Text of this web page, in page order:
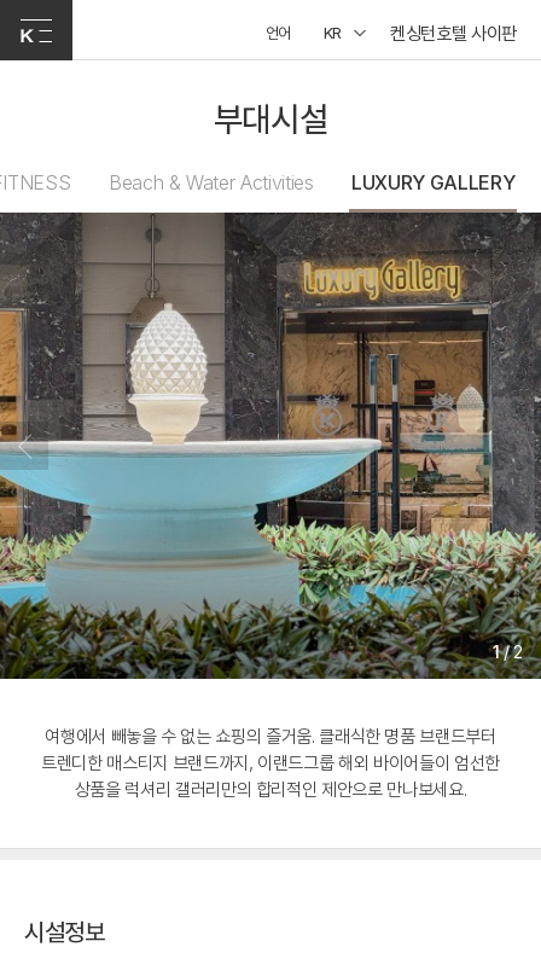
언어 KR 켄싱턴호텔 사이판
부대시설
Beach & Water Activities LUXURY GALLERY
1/2
여행에서 빼놓을 수 없는 쇼핑의 즐거움. 클래식한 명품 브랜드부터
트렌디한 매스티지 브랜드까지, 이랜드그룹 해외 바이어들이 엄선한
상품을 럭셔리 갤러리만의 합리적인 제안으로 만나보세요.
시설정보